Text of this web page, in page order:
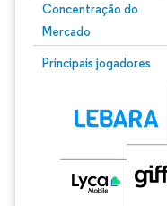
Concentração do
Mercado
Principais jogadores
Imagem © Mordor